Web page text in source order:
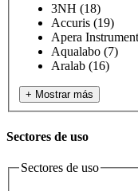
3NH (18)
Accuris (19)
Apera
Aqualabo (7)
Aralab (16)
+ Mostrar más
Sectores de uso
Sectores de uso